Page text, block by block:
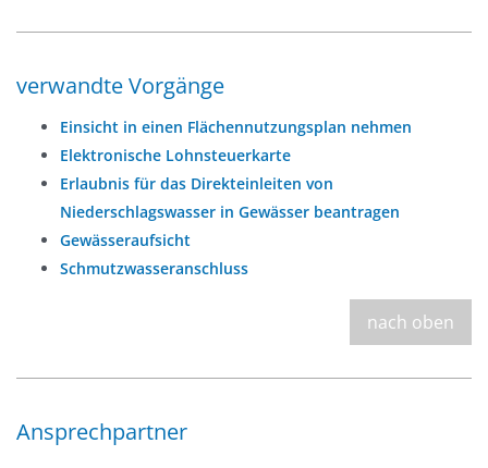
verwandte Vorgänge
Einsicht in einen Flächennutzungsplan nehmen
Elektronische Lohnsteuerkarte
Erlaubnis für das Direkteinleiten von
Niederschlagswasser in Gewässer beantragen
Gewässeraufsicht
Schmutzwasseranschluss
nach oben
Ansprechpartner